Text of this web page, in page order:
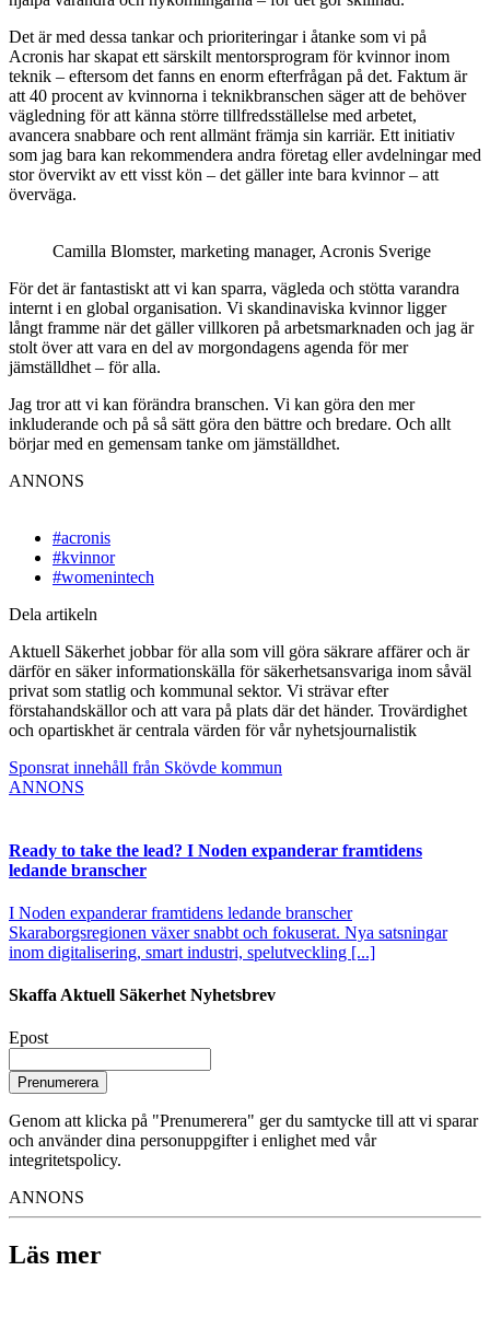
Det är med dessa tankar och prioriteringar i åtanke som vi på
Acronis har skapat ett särskilt mentorsprogram för kvinnor inom
teknik – eftersom det fanns en enorm efterfrågan på det. Faktum är
att 40 procent av kvinnorna i teknikbranschen säger att de behöver
vägledning för att känna större tillfredsställelse med arbetet,
avancera snabbare och rent allmänt främja sin karriär. Ett initiativ
som jag bara kan rekommendera andra företag eller avdelningar med
stor övervikt av ett visst kön – det gäller inte bara kvinnor – att
överväga.
Camilla Blomster, marketing manager, Acronis Sverige
För det är fantastiskt att vi kan sparra, vägleda och stötta varandra
internt i en global organisation. Vi skandinaviska kvinnor ligger
långt framme när det gäller villkoren på arbetsmarknaden och jag är
stolt över att vara en del av morgondagens agenda för mer
jämställdhet – för alla.
Jag tror att vi kan förändra branschen. Vi kan göra den mer
inkluderande och på så sätt göra den bättre och bredare. Och allt
börjar med en gemensam tanke om jämställdhet.
ANNONS
#acronis
#kvinnor
#womenintech
Dela artikeln
Aktuell Säkerhet jobbar för alla som vill göra säkrare affärer och är
därför en säker informationskälla för säkerhetsansvariga inom såväl
privat som statlig och kommunal sektor. Vi strävar efter
förstahandskällor och att vara på plats där det händer. Trovärdighet
och opartiskhet är centrala värden för vår nyhetsjournalistik
Sponsrat innehåll från Skövde kommun
ANNONS
Ready to take the lead? I Noden expanderar framtidens
ledande branscher
I Noden expanderar framtidens ledande branscher
Skaraborgsregionen växer snabbt och fokuserat. Nya satsningar
inom digitalisering, smart industri, spelutveckling [...]
Skaffa Aktuell Säkerhet Nyhetsbrev
Epost
Prenumerera
Genom att klicka på "Prenumerera" ger du samtycke till att vi sparar
och använder dina personuppgifter i enlighet med vår
integritetspolicy.
ANNONS
Läs mer